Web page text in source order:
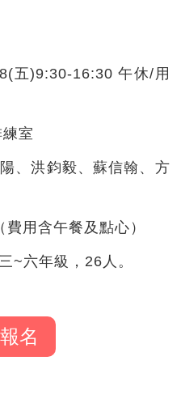
五)9:30-16:30 午休/用
室
、洪鈞毅、蘇信翰、方
用含午餐及點心）
~六年級，26人。
名